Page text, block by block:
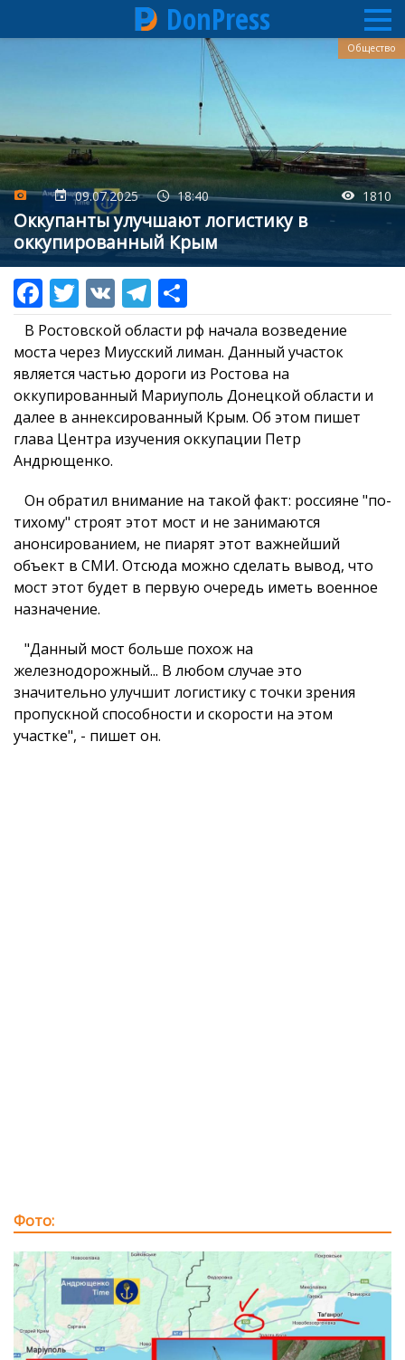
DonPress
09.07.2025 18:40 1810
Оккупанты улучшают логистику в
оккупированный Крым
Общество
В Ростовской области рф начала возведение
моста через Миусский лиман. Данный участок
является частью дороги из Ростова на
оккупированный Мариуполь Донецкой области и
далее в аннексированный Крым. Об этом пишет
глава Центра изучения оккупации Петр
Андрющенко.
Он обратил внимание на такой факт: россияне "по-
тихому" строят этот мост и не занимаются
анонсированием, не пиарят этот важнейший
объект в СМИ. Отсюда можно сделать вывод, что
мост этот будет в первую очередь иметь военное
назначение.
"Данный мост больше похож на
железнодорожный... В любом случае это
значительно улучшит логистику с точки зрения
пропускной способности и скорости на этом
участке", - пишет он.
Фото